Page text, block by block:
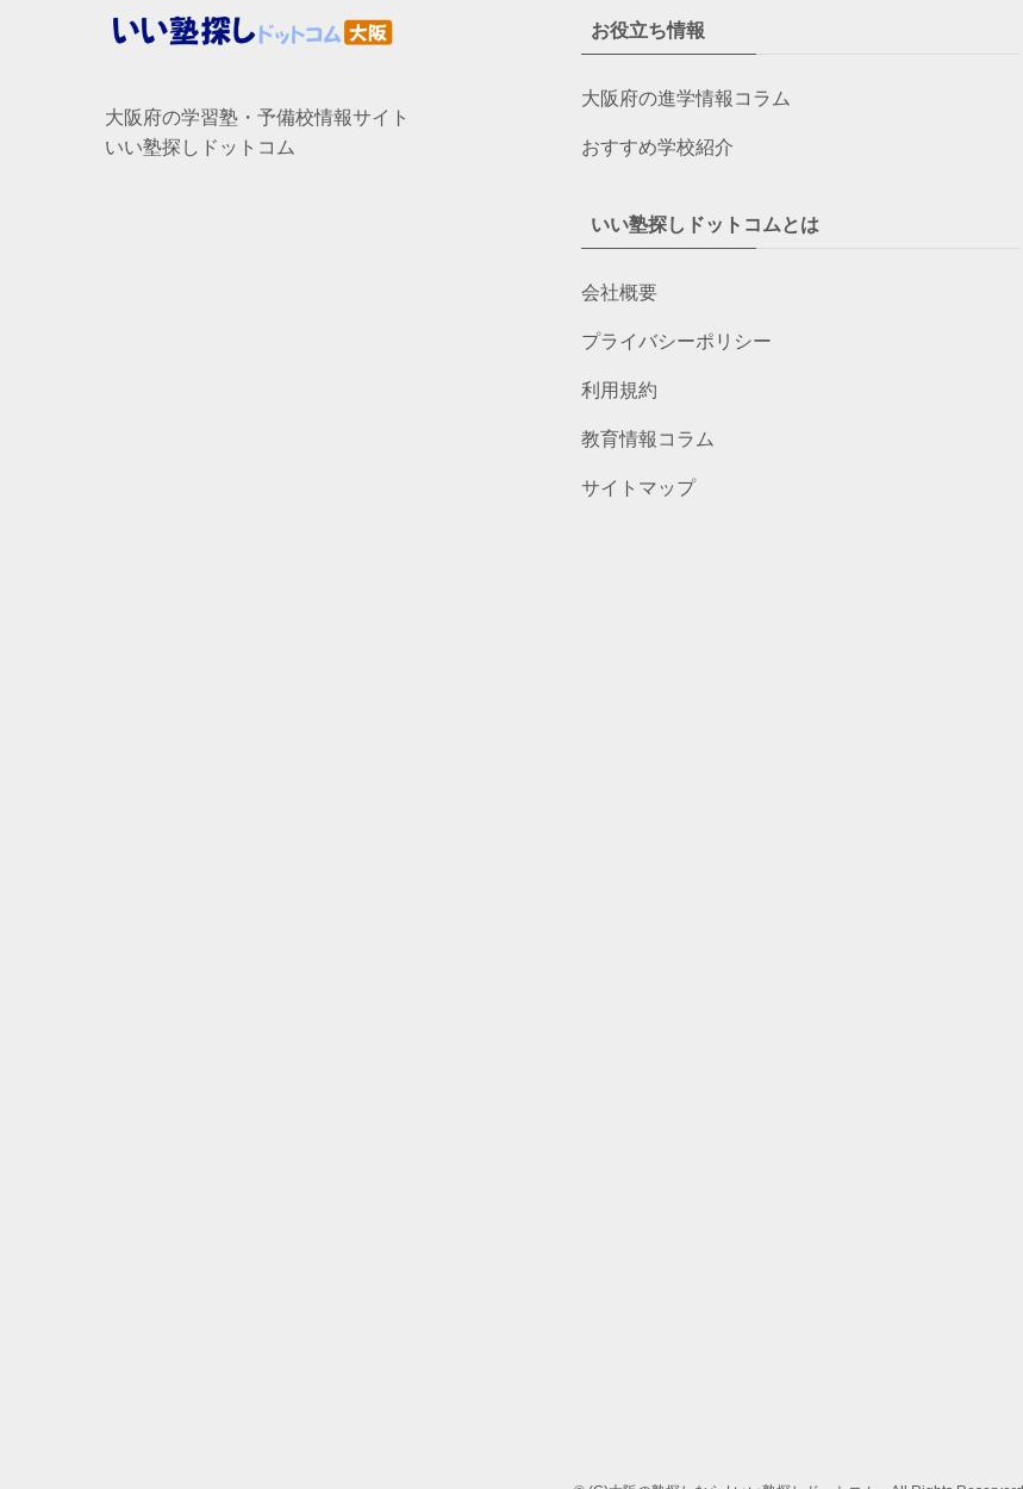
大阪府の学習塾・予備校情報サイト
いい塾探しドットコム
お役立ち情報
大阪府の進学情報コラム
おすすめ学校紹介
いい塾探しドットコムとは
会社概要
プライバシーポリシー
利用規約
教育情報コラム
サイトマップ